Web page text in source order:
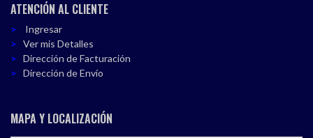
ATENCIÓN AL CLIENTE
Ingresar
Ver mis Detalles
Dirección de Facturación
Dirección de Envío
MAPA Y LOCALIZACIÓN